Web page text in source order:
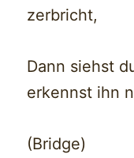
zerbricht,
Dann siehst
erkennst ihn
(Bridge)